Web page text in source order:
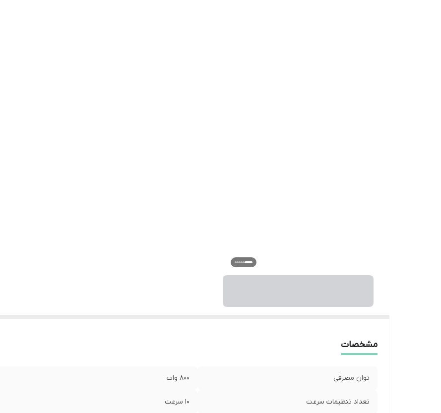
مشخصات
توان مصرفی 800 وات
تعداد تنظیمات سرعت 10 سرعت